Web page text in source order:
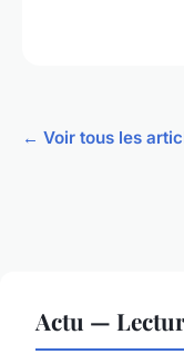
← Voir tous les
Actu —